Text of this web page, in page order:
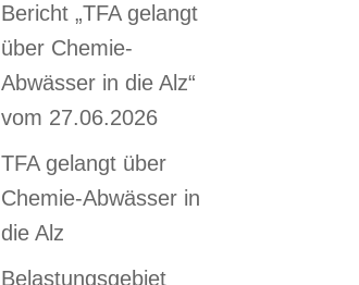
Bericht „TFA gelangt
über Chemie-
Abwässer in die Alz“
vom 27.06.2026
TFA gelangt über
Chemie-Abwässer in
die Alz
Belastungsgebiet